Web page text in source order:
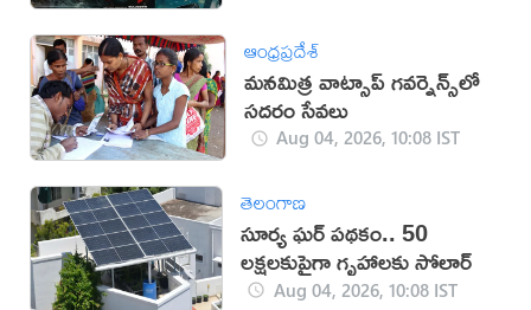
ఆంధ్రప్రదేశ్
మ‌న‌మిత్ర వాట్సాప్ గ‌వ‌ర్నెన్స్‌లో
స‌ద‌రం సేవ‌లు
Aug 04, 2026, 10:08 IST
తెలంగాణ
సూర్య ఘర్ పథకం.. 50
లక్షలకుపైగా గృహాలకు సోలార్
Aug 04, 2026, 10:08 IST